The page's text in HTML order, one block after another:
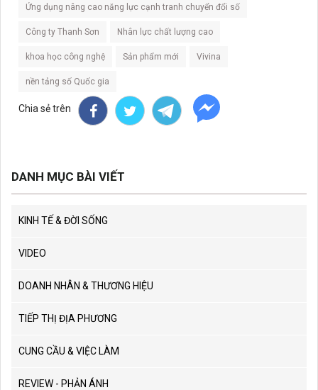
Ứng dụng nâng cao năng lực cạnh tranh chuyển đổi số
Công ty Thanh Sơn Nhân lực chất lượng cao
khoa học công nghệ Sản phẩm mới Vivina
nền tảng số Quốc gia
Chia sẻ trên
DANH MỤC BÀI VIẾT
KINH TẾ & ĐỜI SỐNG
VIDEO
DOANH NHÂN & THƯƠNG HIỆU
TIẾP THỊ ĐỊA PHƯƠNG
CUNG CẦU & VIỆC LÀM
REVIEW - PHẢN ÁNH